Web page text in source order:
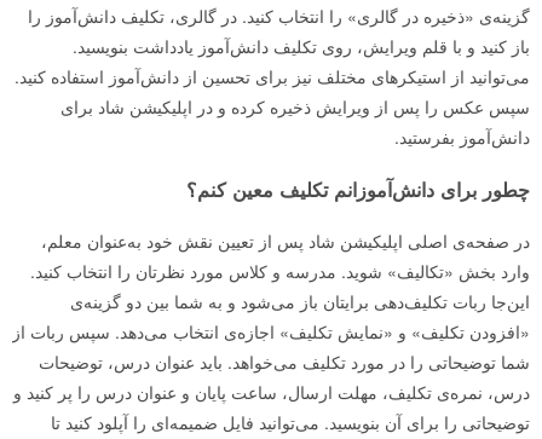
گزینه‌ی «ذخیره در گالری» را انتخاب کنید. در گالری، تکلیف دانش‌آموز را
باز کنید و با قلم ویرایش، روی تکلیف دانش‌آموز یادداشت بنویسید.
می‌توانید از استیکرهای مختلف نیز برای تحسین از دانش‌آموز استفاده کنید.
سپس عکس را پس از ویرایش ذخیره کرده و در اپلیکیشن شاد برای
دانش‌آموز بفرستید.
چطور برای دانش‌آموزانم تکلیف معین کنم؟
در صفحه‌ی اصلی اپلیکیشن شاد پس از تعیین نقش خود به‌عنوان معلم،
وارد بخش «تکالیف» شوید. مدرسه و کلاس مورد نظرتان را انتخاب کنید.
این‌جا ربات تکلیف‌دهی برایتان باز می‌شود و به شما بین دو گزینه‌ی
«افزودن تکلیف» و «نمایش تکلیف» اجازه‌ی انتخاب می‌دهد. سپس ربات از
شما توضیحاتی را در مورد تکلیف می‌خواهد. باید عنوان درس، توضیحات
درس، نمره‌ی تکلیف، مهلت ارسال، ساعت پایان و عنوان درس را پر کنید و
توضیحاتی را برای آن بنویسید. می‌توانید فایل ضمیمه‌ای را آپلود کنید تا